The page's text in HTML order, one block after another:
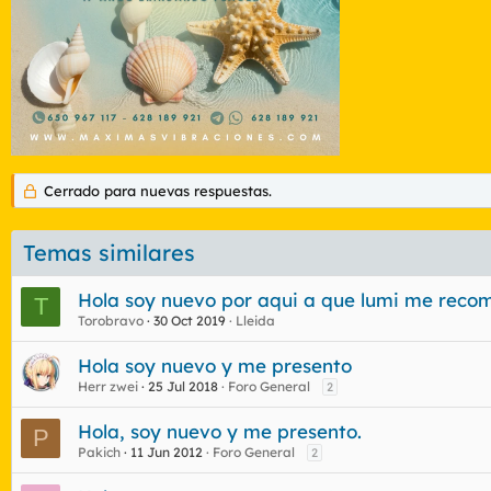
Cerrado para nuevas respuestas.
Temas similares
T
Hola soy nuevo por aqui a que lumi me
Torobravo 30 Oct 2019 Lleida
Hola soy nuevo y me presento
Herr zwei 25 Jul 2018 Foro General 2
P Hola, soy nuevo y me presento.
Pakich 11 Jun 2012 Foro General 2